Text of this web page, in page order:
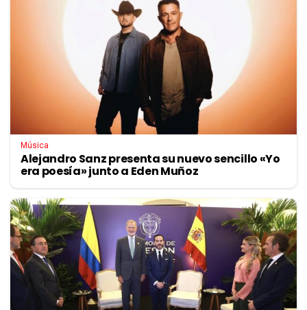
Música
Alejandro Sanz presenta su nuevo sencillo «Yo
era poesía» junto a Eden Muñoz